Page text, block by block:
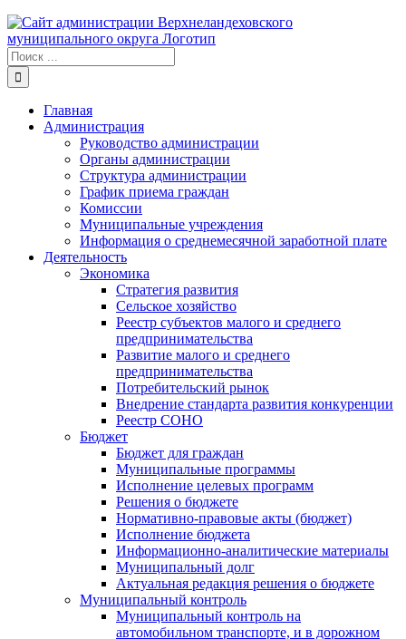
Результат
поиска:
Главная
Администрация
Руководство администрации
Органы администрации
Структура администрации
График приема граждан
Комиссии
Муниципальные учреждения
Информация о среднемесячной заработной плате
Деятельность
Экономика
Стратегия развития
Сельское хозяйство
Реестр субъектов малого и среднего
предпринимательства
Развитие малого и среднего
предпринимательства
Потребительский рынок
Внедрение стандарта развития конкуренции
Реестр СОНО
Бюджет
Бюджет для граждан
Муниципальные программы
Исполнение целевых программ
Решения о бюджете
Нормативно-правовые акты (бюджет)
Исполнение бюджета
Информационно-аналитические материалы
Муниципальный долг
Актуальная редакция решения о бюджете
Муниципальный контроль
Муниципальный контроль на
автомобильном транспорте, и в дорожном